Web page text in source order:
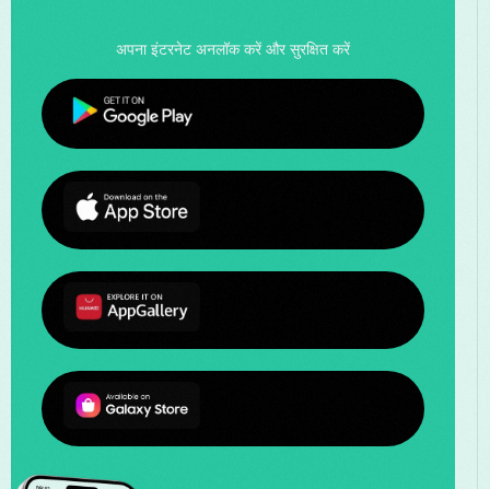
अपना इंटरनेट अनलॉक करें और सुरक्षित करें